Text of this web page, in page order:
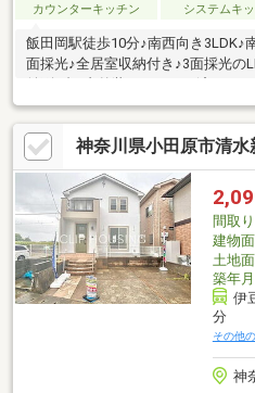
カウンターキッチン
システムキ
飯田岡駅徒歩10分♪南西向き3LDK♪
面採光♪全居室収納付き♪3面採光の
神奈川県小田原市清
間取り
建物
土地
築年月
伊
分
その他
神